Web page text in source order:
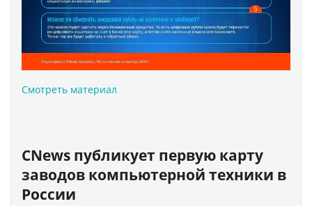
Смотреть материал
CNews публикует первую карту
заводов компьютерной техники в
России